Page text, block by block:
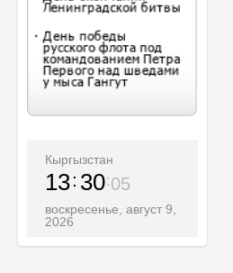
Кыргызстан
13 30 06
воскресенье, август 9,
2026